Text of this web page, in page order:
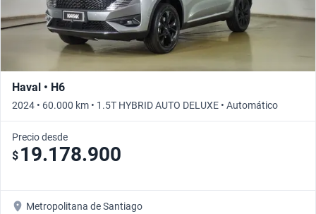
Haval • H6
2024 • 60.000 km • 1.5T HYBRID AUTO DELUXE • Automático
Precio desde
$ 19.178.900
Metropolitana de Santiago